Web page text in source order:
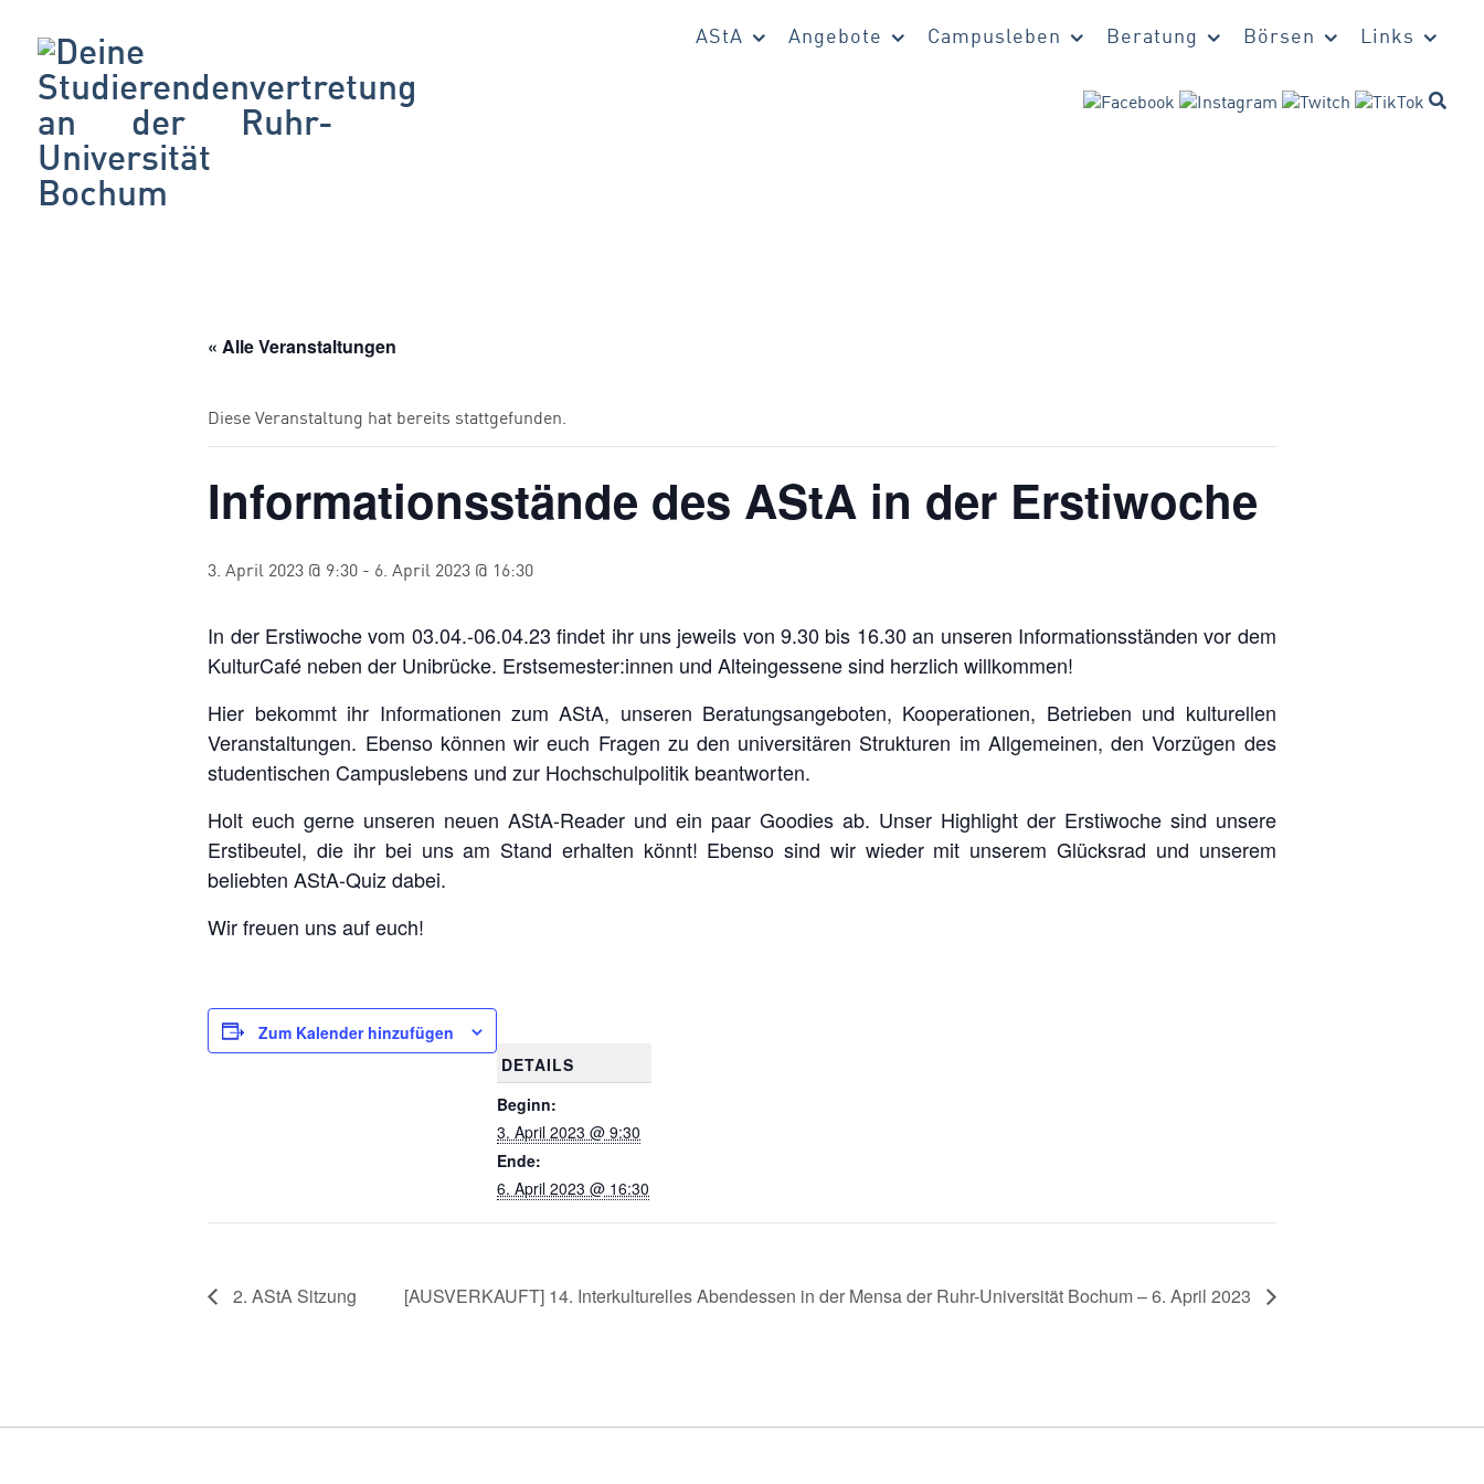
AStA Angebote Campusleben Beratung Börsen Links
« Alle Veranstaltungen
Diese Veranstaltung hat bereits stattgefunden.
Informationsstände des AStA in der Erstiwoche
3. April 2023 @ 9:30 - 6. April 2023 @ 16:30
In der Erstiwoche vom 03.04.-06.04.23 findet ihr uns jeweils von 9.30 bis 16.30 an unseren Informationsständen vor dem
KulturCafé neben der Unibrücke. Erstsemester:innen und Alteingessene sind herzlich willkommen!
Hier bekommt ihr Informationen zum AStA, unseren Beratungsangeboten, Kooperationen, Betrieben und kulturellen
Veranstaltungen. Ebenso können wir euch Fragen zu den universitären Strukturen im Allgemeinen, den Vorzügen des
studentischen Campuslebens und zur Hochschulpolitik beantworten.
Holt euch gerne unseren neuen AStA-Reader und ein paar Goodies ab. Unser Highlight der Erstiwoche sind unsere
Erstibeutel, die ihr bei uns am Stand erhalten könnt! Ebenso sind wir wieder mit unserem Glücksrad und unserem
beliebten AStA-Quiz dabei.
Wir freuen uns auf euch!
Zum Kalender hinzufügen
DETAILS
Beginn:
3. April 2023 @ 9:30
Ende:
6. April 2023 @ 16:30
2. AStA Sitzung [AUSVERKAUFT] 14. Interkulturelles Abendessen in der Mensa der Ruhr-Universität Bochum – 6. April 2023